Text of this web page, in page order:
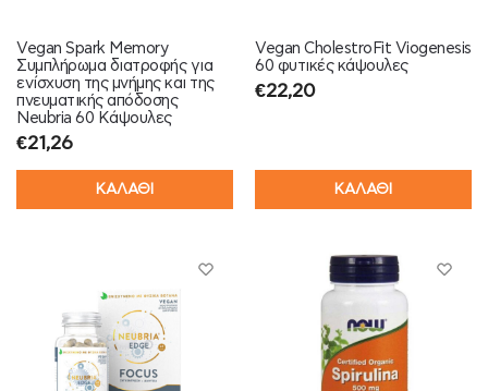
Vegan Spark Memory
Συμπλήρωμα διατροφής για
ενίσχυση της μνήμης και της
πνευματικής απόδοσης
Neubria 60 Κάψουλες
€21,26
ΚΑΛΑΘΙ
Vegan CholestroFit Viogenesis
60 φυτικές κάψουλες
€22,20
ΚΑΛΑΘΙ